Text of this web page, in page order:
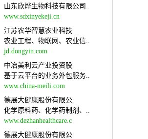
山东欣烨生物科技有限公司..
www.sdxinyekeji.cn
江苏农华智慧农业科技
农业工程、物联网、农业信..
jd.dongyin.com
中冶美利云产业投资股
基于云平台的业务外包服务..
www.china-meili.com
德展大健康股份有限公
化学原料药、化学药制剂、..
www.dezhanhealthcare.c
德展大健康股份有限公